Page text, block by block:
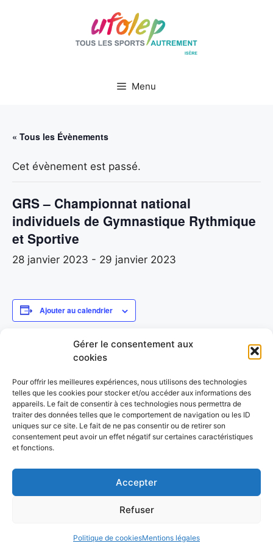
Gérer le consentement aux
cookies
Pour offrir les meilleures expériences, nous utilisons des technologies
telles que les cookies pour stocker et/ou accéder aux informations des
appareils. Le fait de consentir à ces technologies nous permettra de
traiter des données telles que le comportement de navigation ou les ID
uniques sur ce site. Le fait de ne pas consentir ou de retirer son
consentement peut avoir un effet négatif sur certaines caractéristiques
et fonctions.
Accepter
Refuser
Politique de cookiesMentions légales
Menu
« Tous les Évènements
Cet évènement est passé.
GRS – Championnat national
individuels de Gymnastique Rythmique
et Sportive
28 janvier 2023 - 29 janvier 2023
Ajouter au calendrier
28 janvier 2023
Fin :
29 janvier 2023
Catégorie d’Évènement:
GRS
© 2026 UFOLEP 38• Construit avecGeneratePress